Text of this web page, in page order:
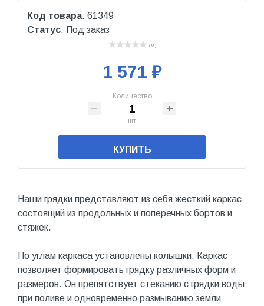
Код товара: 61349
Статус: Под заказ
( 0 )
1 571 ₽
Количество
шт
КУПИТЬ
Наши грядки представляют из себя жесткий каркас
состоящий из продольных и поперечных бортов и
стяжек.
По углам каркаса установлены колышки. Каркас
позволяет формировать грядку различных форм и
размеров. Он препятствует стеканию с грядки воды
при поливе и одновременно размыванию земли